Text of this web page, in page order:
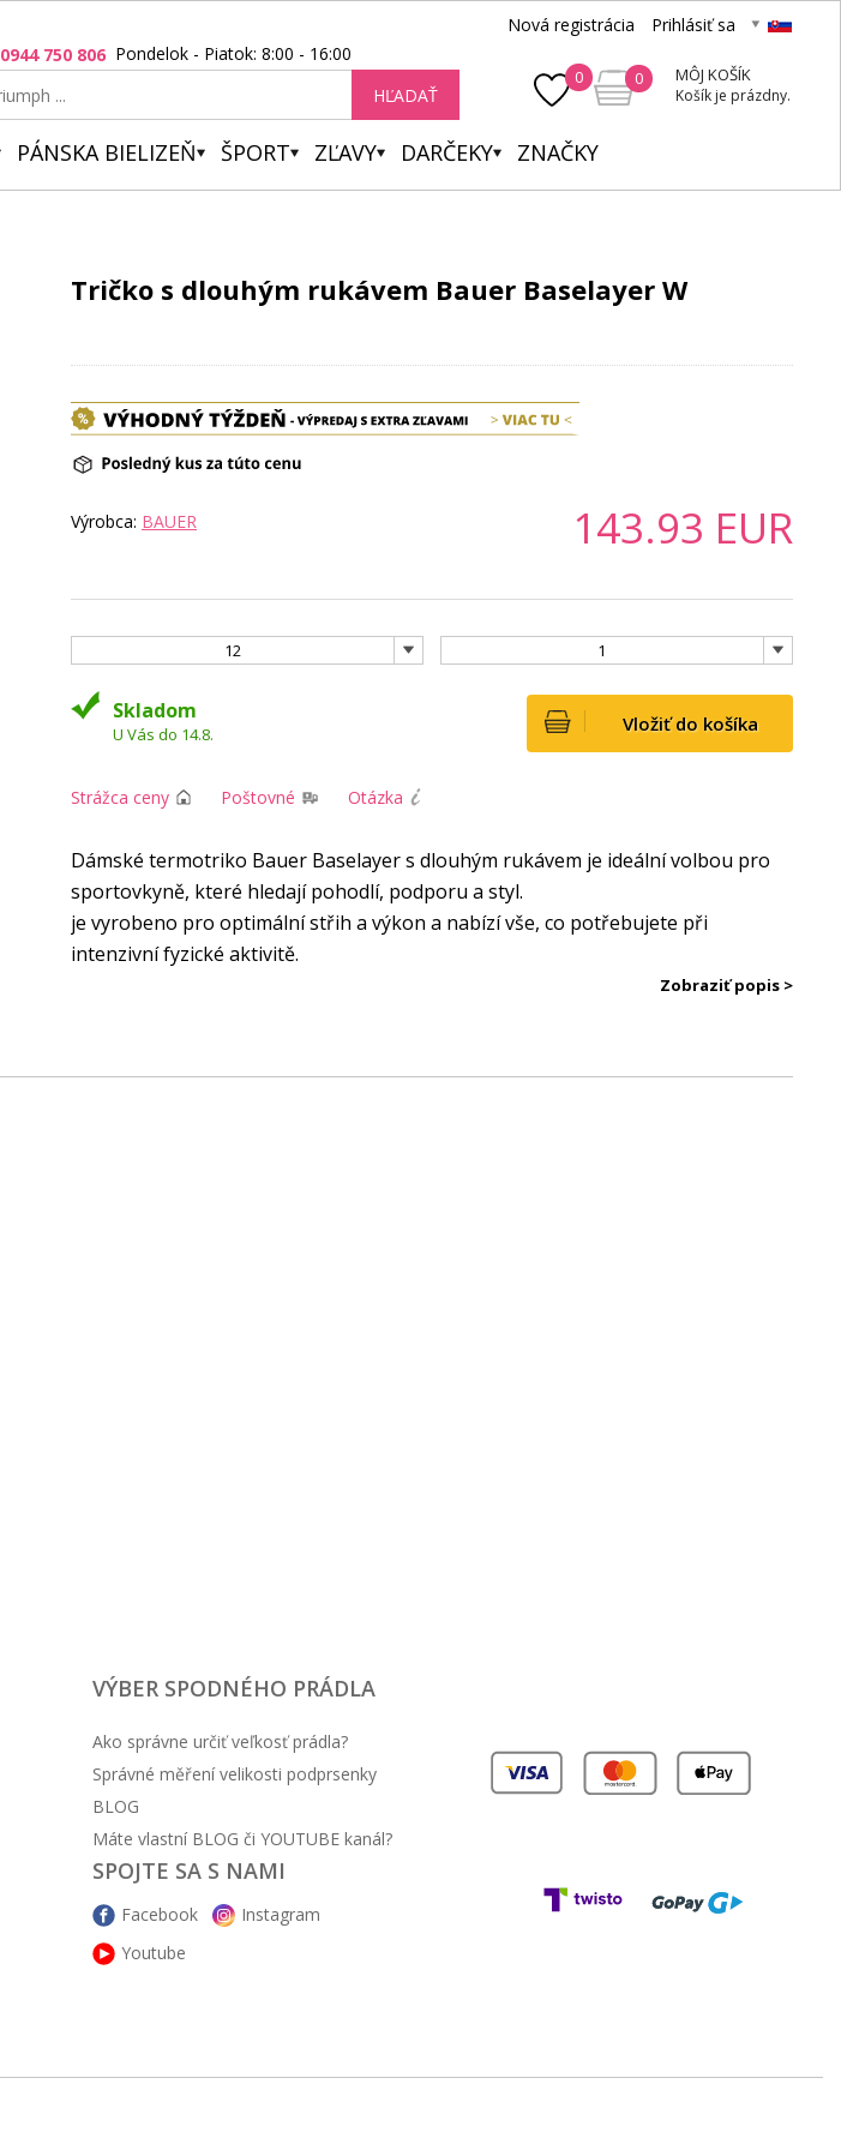
Nová registrácia Prihlásiť sa
0 0 MÔJ KOŠÍK
Košík je prázdny.
0944 750 806 Pondelok - Piatok: 8:00 - 16:00
HĽADAŤ
PÁNSKA BIELIZEŇ ŠPORT ZĽAVY DARČEKY ZNAČKY
Tričko s dlouhým rukávem Bauer Baselayer W
Výrobca: BAUER 143.93 EUR
12 1
Vložiť do košíka
Skladom
U Vás do 14.8.
Strážca ceny Poštovné Otázka
Zobraziť popis >
Dámské termotriko Bauer Baselayer s dlouhým rukávem je ideální volbou pro
sportovkyně, které hledají pohodlí, podporu a styl.
je vyrobeno pro optimální střih a výkon a nabízí vše, co potřebujete při
intenzivní fyzické aktivitě.
Vlastnosti: Dámské tričko s krátkým rukávem a dlouhým rukávem, které
dostatečnou cirkulaci vzduchu a udržují tělo v chladu a suchu
VÝBER SPODNÉHO PRÁDLA
Ako správne určiť veľkosť prádla?
Správné měření velikosti podprsenky
BLOG
Máte vlastní BLOG či YOUTUBE kanál?
SPOJTE SA S NAMI
Facebook
Instagram
Youtube